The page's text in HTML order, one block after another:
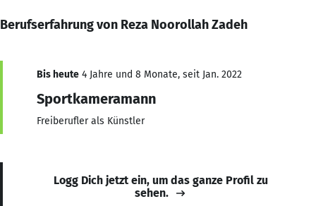
Berufserfahrung von Reza Noorollah Zadeh
Bis heute 4 Jahre und 8 Monate, seit Jan. 2022
Sportkameramann
Freiberufler als Künstler
Logg Dich jetzt ein, um das ganze Profil zu
sehen.